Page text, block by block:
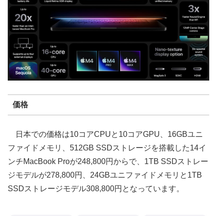
価格
日本での価格は10コアCPUと10コアGPU、16GBユニ
ファイドメモリ、512GB SSDストレージを搭載した14イ
ンチMacBook Proが248,800円からで、1TB SSDストレー
ジモデルが278,800円、24GBユニファイドメモリと1TB
SSDストレージモデル308,800円となっています。